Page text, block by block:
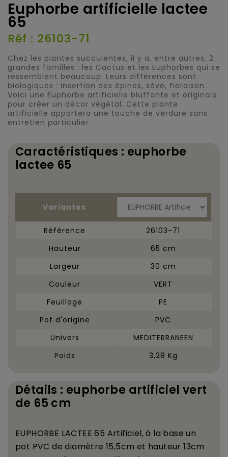
Euphorbe artificielle lactee
65
Réf : 26103-71
Chez les plantes succulentes, il y a, entre autres, 2
grandes familles : les Cactus et les Euphorbes qui se
ressemblent beaucoup. Leurs différences sont
biologiques : insertion des épines, sève, floraison ...
Voici une Euphorbe artificielle bluffante et originale
pour créer un décor végétal. Cette plante
artificielle apportera une touche de verdure sans
entretien particulier.
Caractéristiques : euphorbe
lactee 65
Variantes
Référence
26103-71
Hauteur
65 cm
Largeur
30 cm
Couleur
VERT
Feuillage
PE
Pot d'origine
PVC
Univers
MEDITERRANEEN
Poids
3,28 Kg
Détails : euphorbe artificiel vert
de 65 cm
EUPHORBE LACTEE 65 Artificiel,à la base un
pot PVC de diamètre 15,5cm et hauteur 13cm